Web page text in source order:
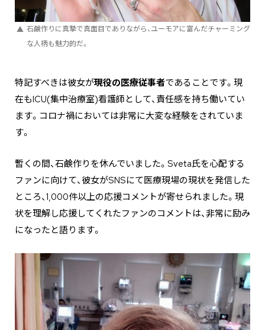
石鹸作りに真摯で真面目でありながら、ユーモアに富んだチャーミング
な人柄も魅力的だ。
特記すべきは彼女が現役の医療従事者であることです。現
在もICU(集中治療室)看護師として、責任感を持ち働いてい
ます。コロナ禍においては非常に大変な経験をされていま
す。
暫くの間、石鹸作りを休んでいました。Sveta氏を心配する
ファンに向けて、彼女がSNSにて医療現場の現状を発信した
ところ、1,000件以上の応援コメントが寄せられました。現
状を理解し応援してくれたファンのコメントは、非常に励み
になったと語ります。